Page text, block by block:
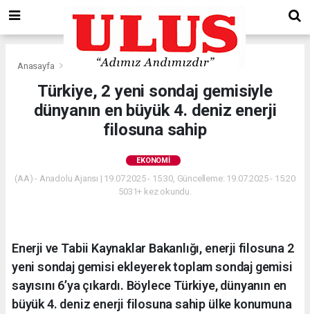
Anasayfa Ekonomi
Türkiye, 2 yeni sondaj gemisiyle
dünyanın en büyük 4. deniz enerji
filosuna sahip
EKONOMI
(AA) - Anadolu Ajansı | 19.07.2025 - 15:30, Güncelleme: 19.07.2025 - 15:20
5031+ kez okundu.
Enerji ve Tabii Kaynaklar Bakanlığı, enerji filosuna 2
yeni sondaj gemisi ekleyerek toplam sondaj gemisi
sayısını 6’ya çıkardı. Böylece Türkiye, dünyanın en
büyük 4. deniz enerji filosuna sahip ülke konumuna